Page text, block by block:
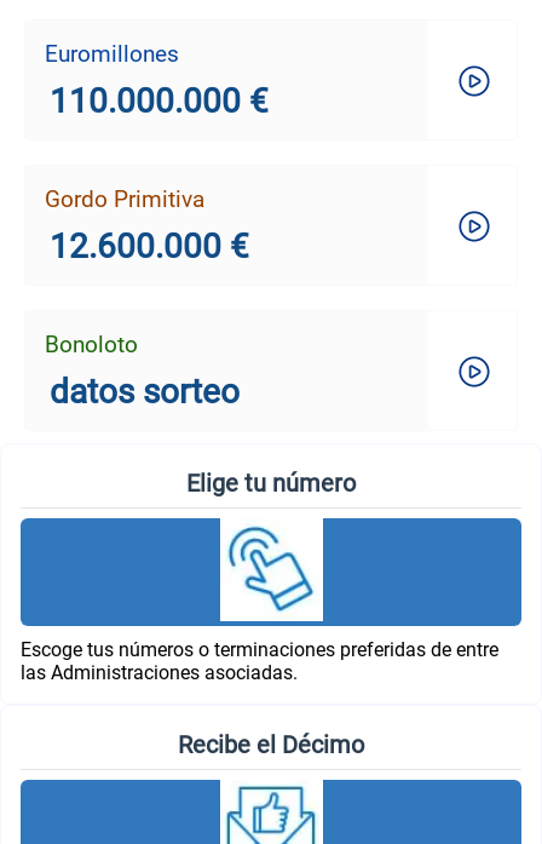
Euromillones
110.000.000 €
Gordo Primitiva
12.600.000 €
Bonoloto
datos sorteo
Elige tu número
Escoge tus números o terminaciones preferidas de entre
las Administraciones asociadas.
Recibe el Décimo